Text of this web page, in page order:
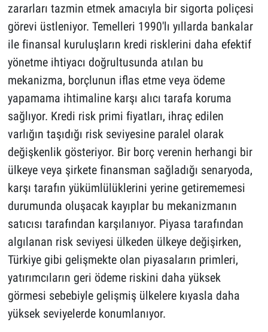
zararları tazmin etmek amacıyla bir sigorta poliçesi
görevi üstleniyor. Temelleri 1990'lı yıllarda bankalar
ile finansal kuruluşların kredi risklerini daha efektif
yönetme ihtiyacı doğrultusunda atılan bu
mekanizma, borçlunun iflas etme veya ödeme
yapamama ihtimaline karşı alıcı tarafa koruma
sağlıyor. Kredi risk primi fiyatları, ihraç edilen
varlığın taşıdığı risk seviyesine paralel olarak
değişkenlik gösteriyor. Bir borç verenin herhangi bir
ülkeye veya şirkete finansman sağladığı senaryoda,
karşı tarafın yükümlülüklerini yerine getirememesi
durumunda oluşacak kayıplar bu mekanizmanın
satıcısı tarafından karşılanıyor. Piyasa tarafından
algılanan risk seviyesi ülkeden ülkeye değişirken,
Türkiye gibi gelişmekte olan piyasaların primleri,
yatırımcıların geri ödeme riskini daha yüksek
görmesi sebebiyle gelişmiş ülkelere kıyasla daha
yüksek seviyelerde konumlanıyor.